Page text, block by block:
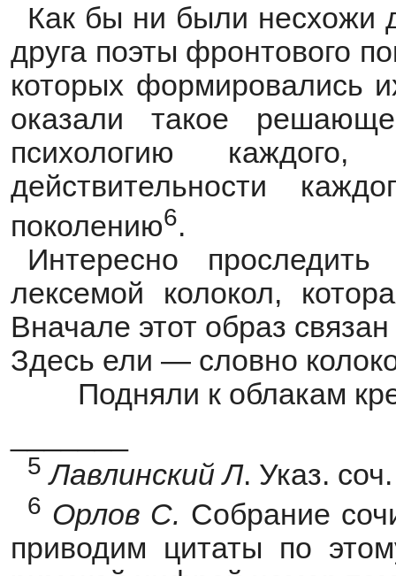
Как бы ни были несхожи
друга поэты фронтового
которых формировались
оказали такое
психологию
действительности
поколению6.
Интересно
лексемой колокол,
Вначале этот образ
Здесь ели — словно
Подняли к облакам
5 Лавлинский Л. Указ.
6 Орлов С. Собрание
приводим цитаты по